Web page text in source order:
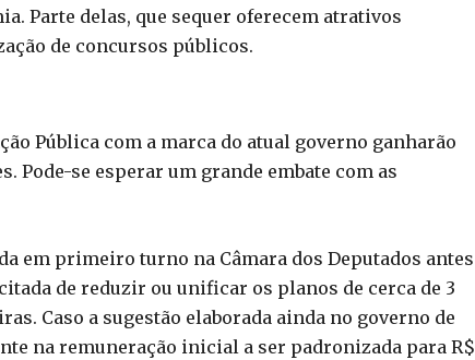
Parte delas, que sequer oferecem atrativos
de concursos públicos.
Pública com a marca do atual governo ganharão
se esperar um grande embate com as
em primeiro turno na Câmara dos Deputados antes
de reduzir ou unificar os planos de cerca de 3
Caso a sugestão elaborada ainda no governo de
na remuneração inicial a ser padronizada para R$